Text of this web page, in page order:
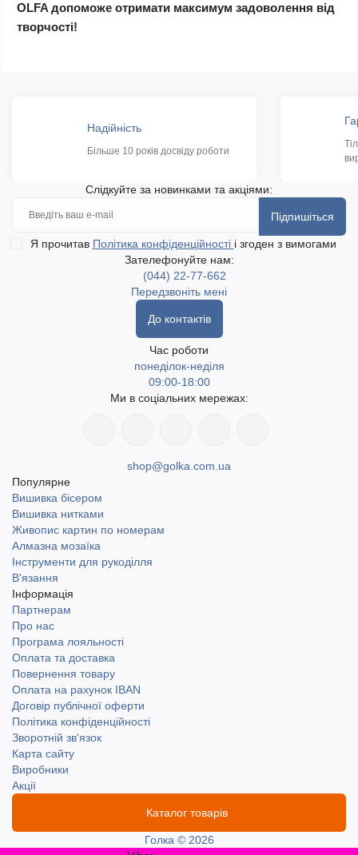
OLFA допоможе отримати максимум задоволення від
творчості!
Надійність
Більше 10 років досвіду роботи
Слідкуйте за новинками та акціями:
Підпишіться
Я прочитав Політика конфіденційності і згоден з вимогами
Зателефонуйте нам:
(044) 22-77-662
Передзвоніть мені
До контактів
Час роботи
понеділок-неділя
09:00-18:00
Ми в соціальних мережах:
shop@golka.com.ua
Популярне
Вишивка бісером
Вишивка нитками
Живопис картин по номерам
Алмазна мозаїка
Інструменти для рукоділля
В'язання
Інформація
Партнерам
Про нас
Програма лояльності
Оплата та доставка
Повернення товару
Оплата на рахунок IBAN
Договір публічної оферти
Політика конфіденційності
Зворотній зв'язок
Карта сайту
Виробники
Акції
Каталог товарів
Голка © 2026